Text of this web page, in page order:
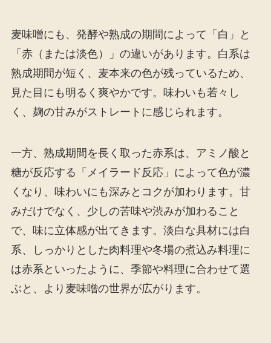
麦味噌にも、発酵や熟成の期間によって「白」と
「赤（または淡色）」の違いがあります。白系は
熟成期間が短く、麦本来の色が残っているため、
見た目にも明るく爽やかです。味わいも若々し
く、麹の甘みがストレートに感じられます。
一方、熟成期間を長く取った赤系は、アミノ酸と
糖が反応する「メイラード反応」によって色が濃
くなり、味わいにも深みとコクが加わります。甘
みだけでなく、少しの苦味や渋みが加わること
で、味に立体感が出てきます。淡白な具材には白
系、しっかりとした肉料理や冬場の煮込み料理に
は赤系といったように、季節や料理に合わせて選
ぶと、より麦味噌の世界が広がります。